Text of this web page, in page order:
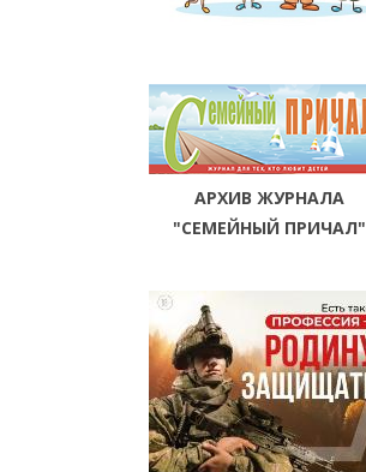
АРХИВ ЖУРНАЛА
"СЕМЕЙНЫЙ ПРИЧАЛ"